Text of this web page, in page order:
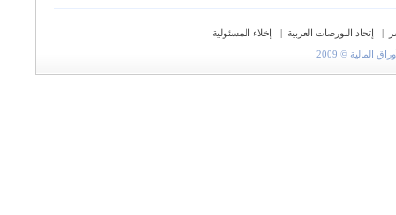
| إتحاد البورصات العربية |
إخلاء المسئولية
© 2009